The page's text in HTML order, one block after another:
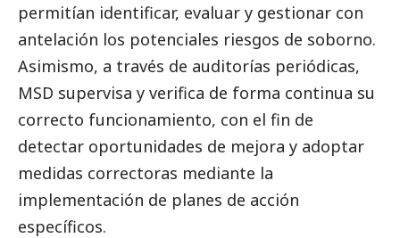
permitían identificar, evaluar y gestionar con
antelación los potenciales riesgos de soborno.
Asimismo, a través de auditorías periódicas,
MSD supervisa y verifica de forma continua su
correcto funcionamiento, con el fin de
detectar oportunidades de mejora y adoptar
medidas correctoras mediante la
implementación de planes de acción
específicos.